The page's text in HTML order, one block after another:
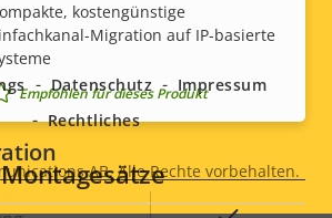
Eigentumswert
Yes
-
kostengünstige
Migration auf IP-basierte
Empfohlen für dieses Produkt
MontagesätzeAB. Alle Rechte vorbehalten.
Datenschutz
Impressum
Rechtliches